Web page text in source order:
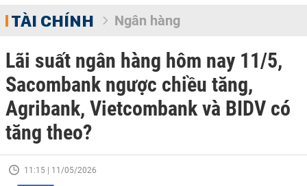
TÀI CHÍNH Ngân hàng
Lãi suất ngân hàng hôm nay 11/5,
Sacombank ngược chiều tăng,
Agribank, Vietcombank và BIDV có
tăng theo?
11:15 | 11/05/2026